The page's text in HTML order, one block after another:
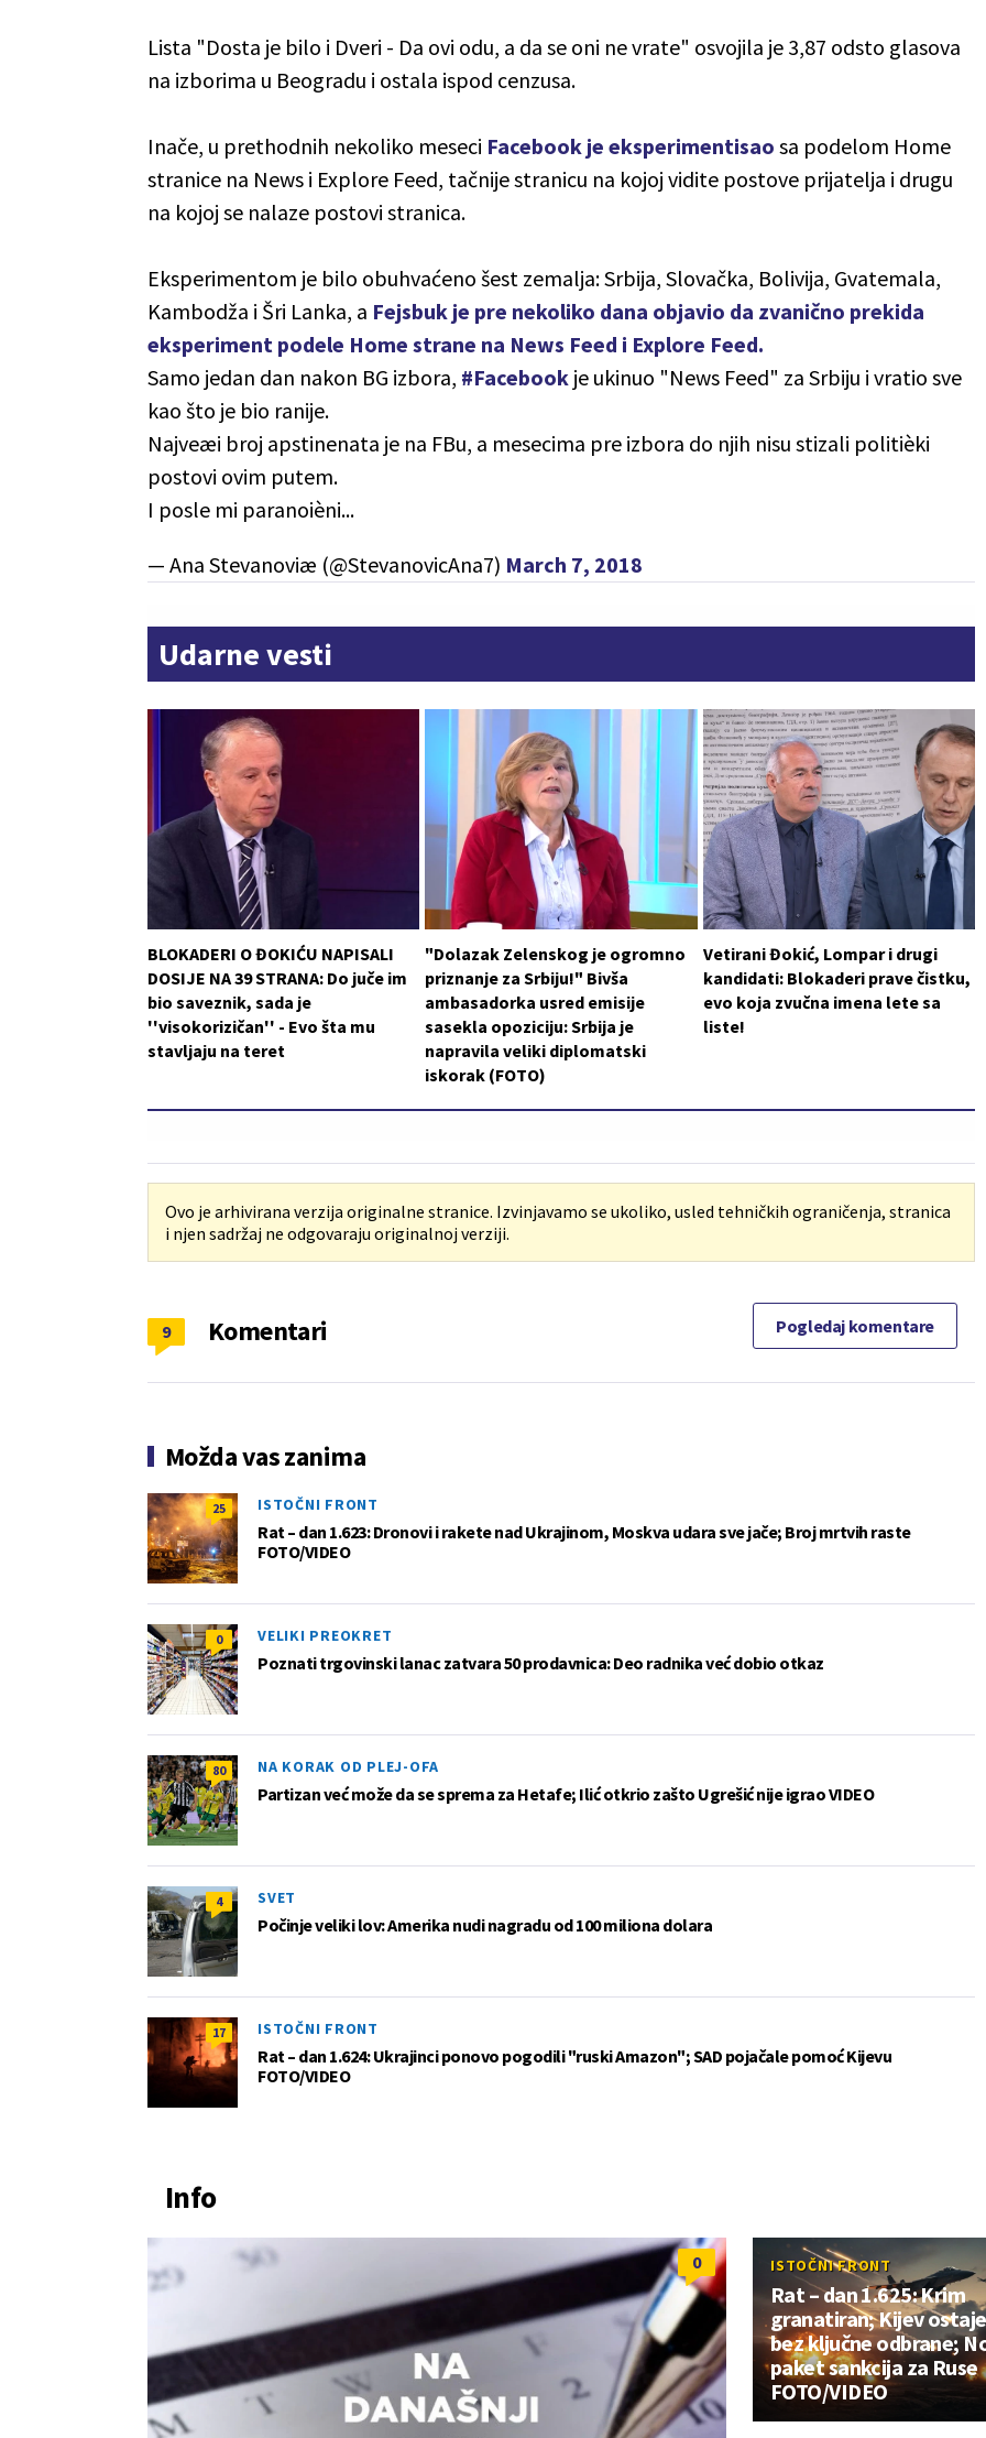
Lista "Dosta je bilo i Dveri - Da ovi odu, a da se oni ne vrate" osvojila je 3,87 odsto glasova
na izborima u Beogradu i ostala ispod cenzusa.
Inače, u prethodnih nekoliko meseci Facebook je eksperimentisao sa podelom Home
stranice na News i Explore Feed, tačnije stranicu na kojoj vidite postove prijatelja i drugu
na kojoj se nalaze postovi stranica.
Eksperimentom je bilo obuhvaćeno šest zemalja: Srbija, Slovačka, Bolivija, Gvatemala,
Kambodža i Šri Lanka, a Fejsbuk je pre nekoliko dana objavio da zvanično prekida
eksperiment podele Home strane na News Feed i Explore Feed.
Samo jedan dan nakon BG izbora, #Facebook je ukinuo "News Feed" za Srbiju i vratio sve
kao što je bio ranije.
Najveæi broj apstinenata je na FBu, a mesecima pre izbora do njih nisu stizali politièki
postovi ovim putem.
I posle mi paranoièni...
— Ana Stevanoviæ (@StevanovicAna7) March 7, 2018
Udarne vesti
BLOKADERI O ĐOKIĆU NAPISALI
DOSIJE NA 39 STRANA: Do juče im
bio saveznik, sada je
''visokorizičan'' - Evo šta mu
stavljaju na teret
"Dolazak Zelenskog je ogromno
priznanje za Srbiju!" Bivša
ambasadorka usred emisije
sasekla opoziciju: Srbija je
napravila veliki diplomatski
iskorak (FOTO)
Vetirani Đokić, Lompar i drugi
kandidati: Blokaderi prave čistku,
evo koja zvučna imena lete sa
liste!
Ovo je arhivirana verzija originalne stranice. Izvinjavamo se ukoliko, usled tehničkih ograničenja, stranica
i njen sadržaj ne odgovaraju originalnoj verziji.
Komentari
9 Pogledaj komentare
Možda vas zanima
25 ISTOČNI FRONT
Rat – dan 1.623: Dronovi i rakete nad Ukrajinom, Moskva udara sve jače; Broj mrtvih raste
FOTO/VIDEO
0 VELIKI PREOKRET
Poznati trgovinski lanac zatvara 50 prodavnica: Deo radnika već dobio otkaz
80 NA KORAK OD PLEJ-OFA
Partizan već može da se sprema za Hetafe; Ilić otkrio zašto Ugrešić nije igrao VIDEO
4 SVET
Počinje veliki lov: Amerika nudi nagradu od 100 miliona dolara
17 ISTOČNI FRONT
Rat – dan 1.624: Ukrajinci ponovo pogodili "ruski Amazon"; SAD pojačale pomoć Kijevu
FOTO/VIDEO
Info
0 ISTOČNI FRONT
Rat – dan 1.625: Krim
granatiran; Kijev ostaje
bez ključne odbrane;
paket sankcija za Ruse
FOTO/VIDEO